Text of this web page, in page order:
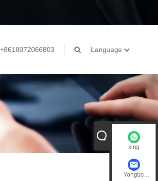
+8618072066803 Language
xing
Yongbo